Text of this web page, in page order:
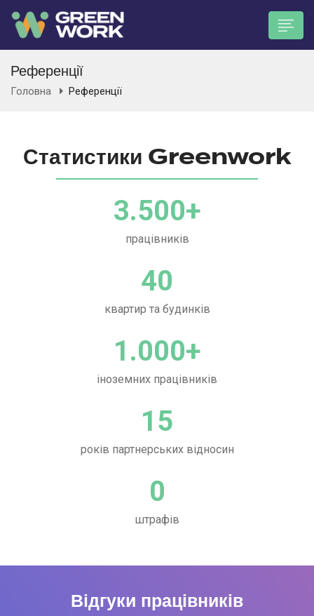
Референції
Головна Референції
Статистики Greenwork
працівників
3.500+
квартир та будинків
40
іноземних працівників
1.000+
років партнерських відносин
15
штрафів
0
Відгуки працівників